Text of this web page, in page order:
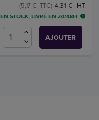
4,31 € HT
(5,17 € TTC)
EN STOCK, LIVRÉ EN 24/48H
AJOUTER